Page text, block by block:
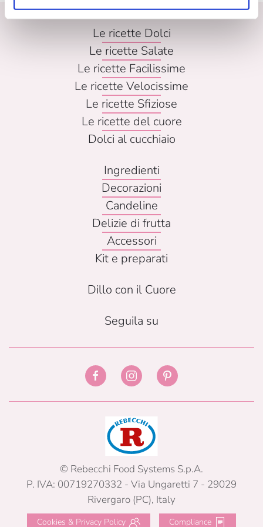
Le ricette Dolci
Le ricette Salate
Le ricette Facilissime
Le ricette Velocissime
Le ricette Sfiziose
Le ricette del cuore
Dolci al cucchiaio
Ingredienti
Decorazioni
Candeline
Delizie di frutta
Accessori
Kit e preparati
Dillo con il Cuore
Seguila su
© Rebecchi Food Systems S.p.A.
P. IVA: 00719270332 - Via Ungaretti 7 - 29029
Rivergaro (PC), Italy
Cookies & Privacy Policy Compliance